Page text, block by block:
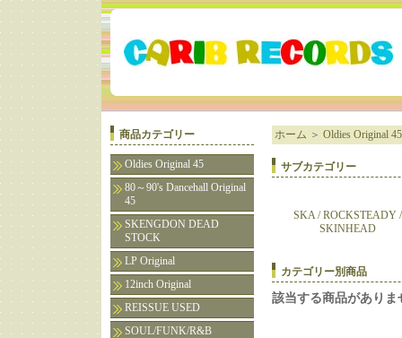
商品カテゴリー
Oldies Original 45
80～90's Dancehall Original
45
SKENGDON DEAD
STOCK
LP Original
12inch Original
REISSUE USED
SOUL/FUNK/R&B
ホーム ＞ Oldies Original 45
サブカテゴリー
SKA / ROCKSTEADY /
SKINHEAD
カテゴリー別商品
該当する商品がありま